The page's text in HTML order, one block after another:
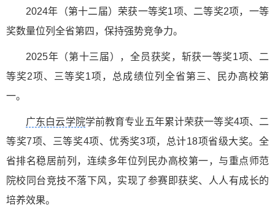
2024年（第十二届）荣获一等奖1项、二等奖2项，一等
奖数量位列全省第四，保持强势竞争力。
2025年（第十三届），全员获奖，斩获一等奖1项、二
等奖2项、三等奖1项，总成绩位列全省第三、民办高校第
一。
广东白云学院学前教育专业五年累计荣获一等奖4项、二
等奖7项、三等奖4项、优秀奖3项，总计18项省级大奖。全
省排名稳居前列，连续多年位列民办高校第一，与重点师范
院校同台竞技不落下风，实现了参赛即获奖、人人有成长的
培养效果。